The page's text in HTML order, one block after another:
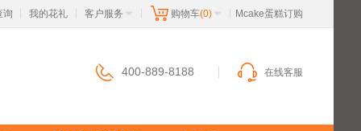
询 我的花礼 客户服务 购物车(0) Mcake蛋糕订购
400-889-8188 在线客服